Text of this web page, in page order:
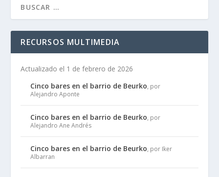
RECURSOS MULTIMEDIA
Actualizado el 1 de febrero de 2026
Cinco bares en el barrio de Beurko, por
Alejandro Aponte
Cinco bares en el barrio de Beurko, por
Alejandro Ane Andrés
Cinco bares en el barrio de Beurko, por Iker
Albarran